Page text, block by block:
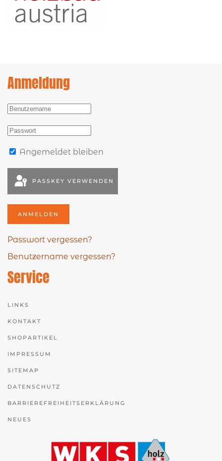
Anmeldung
Angemeldet bleiben
PASSKEY VERWENDEN
ANMELDEN
Passwort vergessen?
Benutzername vergessen?
Service
LINKS
KONTAKT
SHOPARTIKEL
IMPRESSUM
SITEMAP
DATENSCHUTZ
BARRIEREFREIHEITSERKLÄRUNG
NEUES